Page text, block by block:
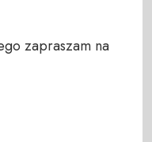
zapraszam na